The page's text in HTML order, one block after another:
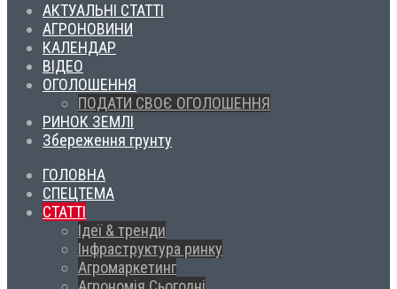
АКТУАЛЬНІ СТАТТІ
АГРОНОВИНИ
КАЛЕНДАР
ВІДЕО
ОГОЛОШЕННЯ
ПОДАТИ СВОЄ ОГОЛОШЕННЯ
РИНОК ЗЕМЛІ
Збереження грунту
ГОЛОВНА
СПЕЦТЕМА
СТАТТІ
Ідеї & тренди
Інфраструктура ринку
Агромаркетинг